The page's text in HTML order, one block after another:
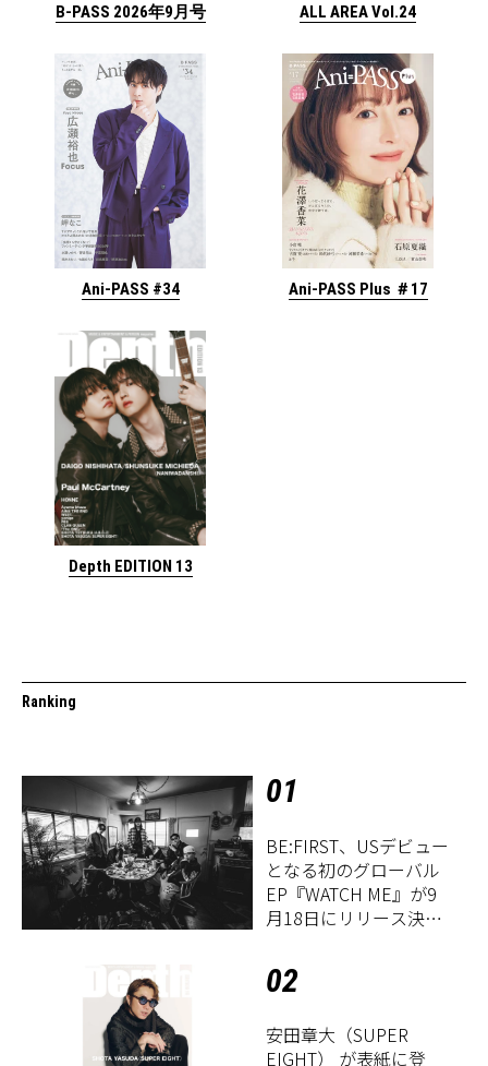
B-PASS 2026年9月号 ALL AREA Vol.24
Ani-PASS #34 Ani-PASS Plus ＃17
Depth EDITION 13
Ranking
01
BE:FIRST、USデビュー
となる初のグローバル
EP『WATCH ME』が9
月18日にリリース決
02
安田章大（SUPER
EIGHT） が表紙に登